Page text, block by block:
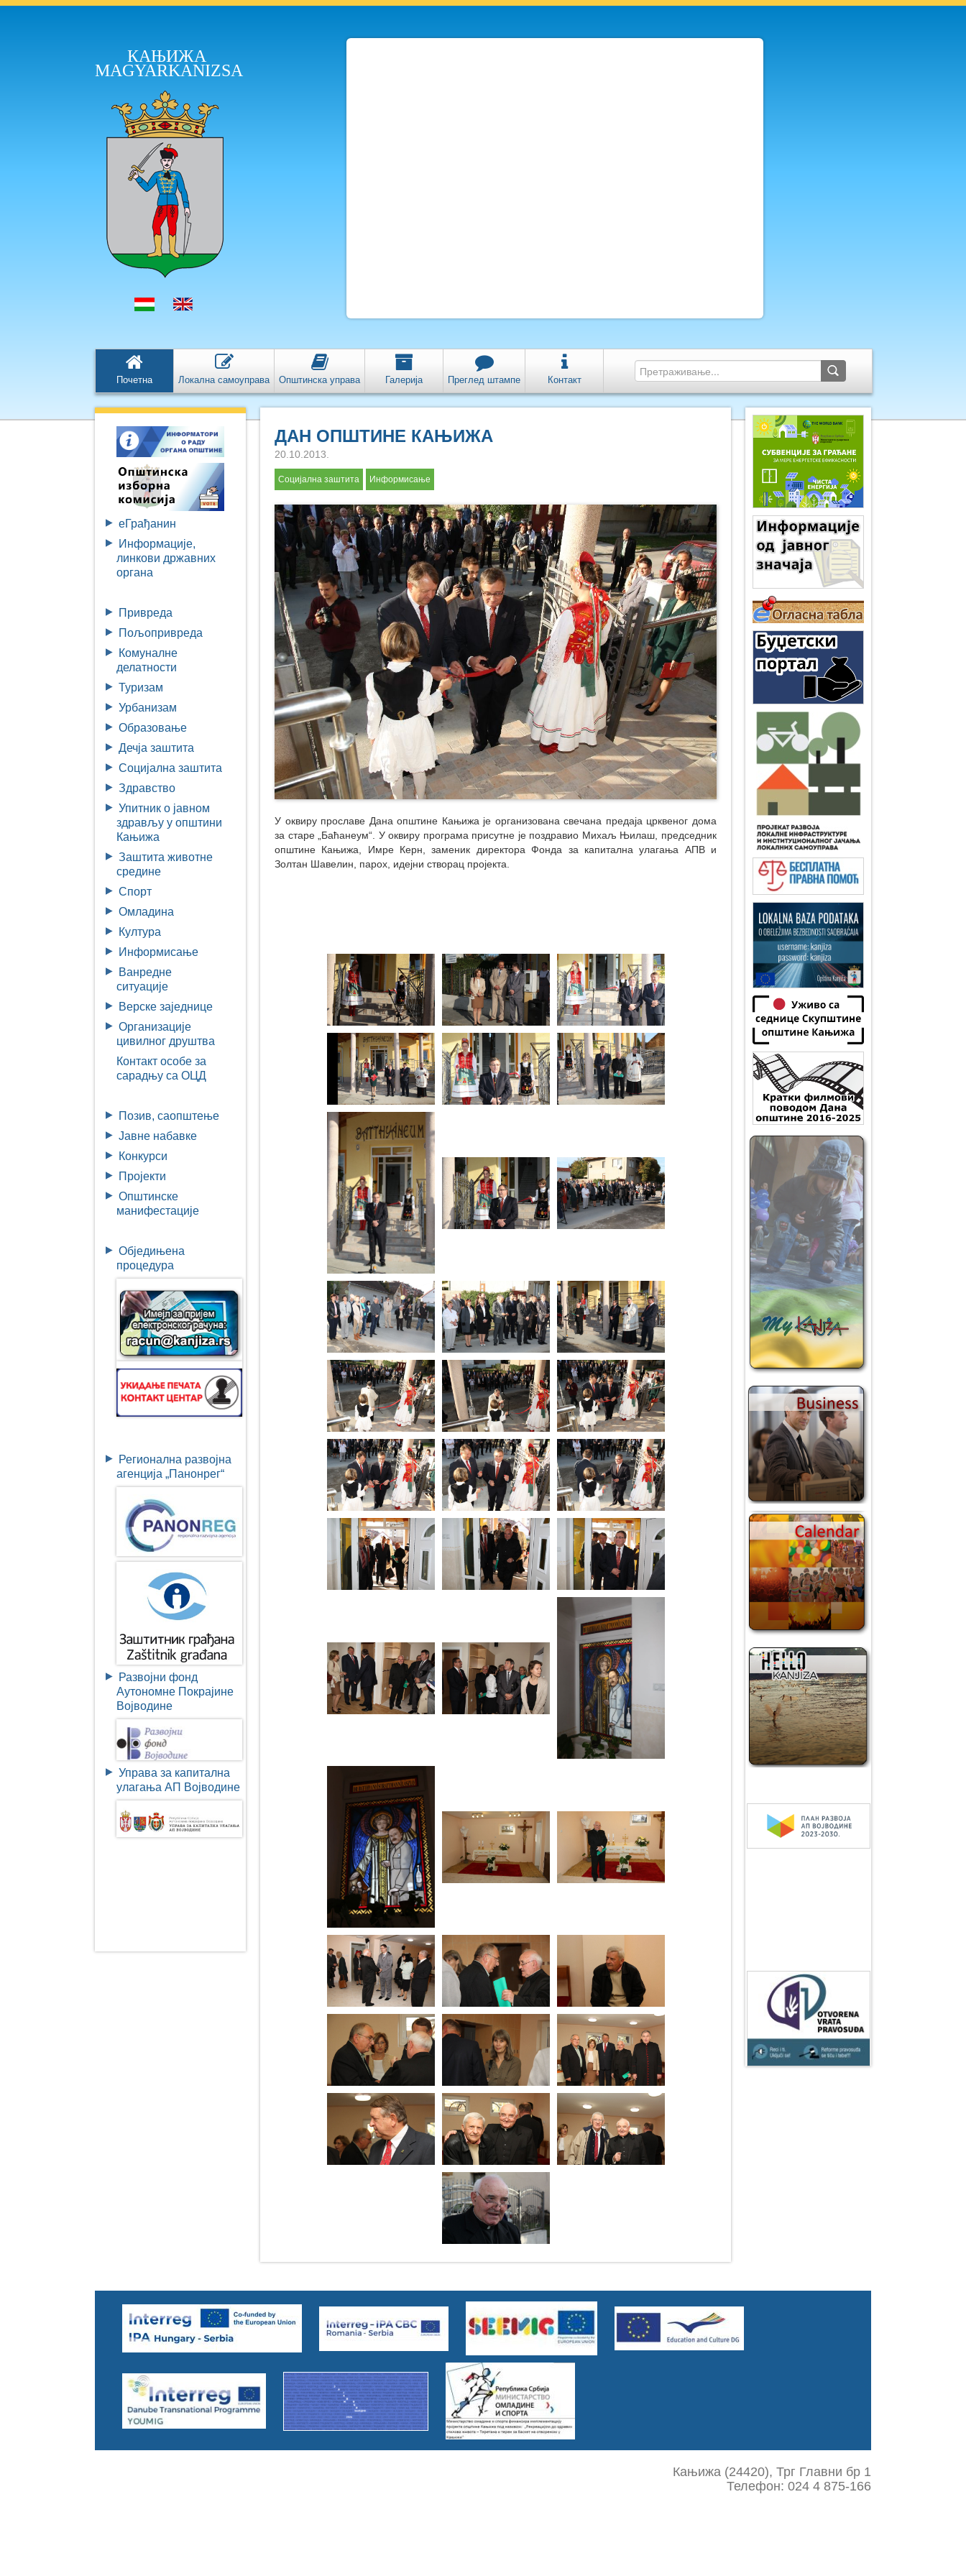
КАЊИЖА
MAGYARKANIZSA
Почетна Локална самоуправа Општинска управа Галерија Преглед штампе Контакт
eГрађанин
Информације,
линкови државних
органа
Привреда
Пољопривреда
Комуналне
делатности
Туризам
Урбанизам
Образовање
Дечја заштита
Социјална заштита
Здравство
Упитник о јавном
здрављу у општини
Кањижа
Заштита животне
средине
Спорт
Омладина
Култура
Информисање
Ванредне
ситуације
Верске заједнице
Организације
цивилног друштва
Контакт особе за
сарадњу са ОЦД
Позив, саопштење
Јавне набавке
Конкурси
Пројекти
Општинске
манифестације
Обједињена
процедура
Регионална развојна
агенција „Панонрег“
Развојни фонд
Аутономне Покрајине
Војводине
Управа за капитална
улагања АП Војводине
ДАН ОПШТИНЕ КАЊИЖА
20.10.2013.
Социјална заштита Информисање
У оквиру прославе Дана општине Кањижа је организована свечана предаја црквеног дома
за старе „Баћанеум“. У оквиру програма присутне је поздравио Михаљ Њилаш, председник
општине Кањижа, Имре Керн, заменик директора Фонда за капитална улагања АПВ и
Золтан Шавелин, парох, идејни створац пројекта.
Кањижа (24420), Трг Главни бр 1
Телефон: 024 4 875-166